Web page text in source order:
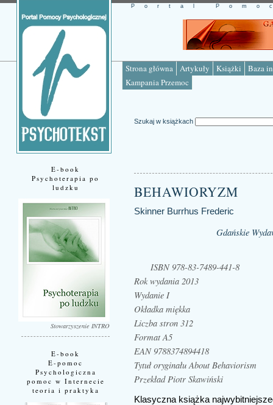
Strona główna Artykuły Książki
Baza
Kampania Przemoc
Portal
E-book
Psychoterapia po
ludzku
Stowarzyszenie INTRO
E-book
E-pomoc
Psychologiczna
pomoc w Internecie
teoria i praktyka
Szukaj w książkach
BEHAWIORYZM
Skinner Burrhus Frederic
Gdańskie
ISBN 978-83-7489-441-8
Rok wydania 2013
Wydanie I
Okładka miękka
Liczba stron 312
Format A5
EAN 9788374894418
Tytuł oryginału About Behaviorism
Przekład Piotr Skawiński
Klasyczna książka